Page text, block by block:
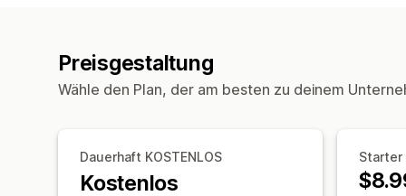
Preisgestaltung
Wähle den Plan, der am besten zu deinem
Dauerhaft KOSTENLOS
Kostenlos
Starter